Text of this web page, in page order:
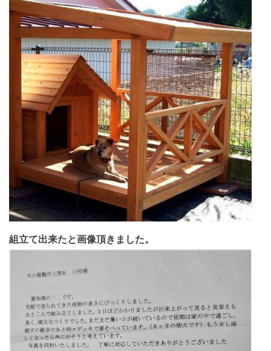
組立て出来たと画像頂きました。